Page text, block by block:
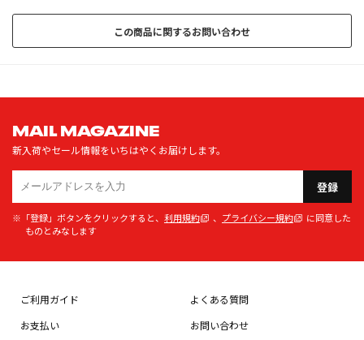
この商品に関するお問い合わせ
MAIL MAGAZINE
新入荷やセール情報をいちはやくお届けします。
登録
※「登録」ボタンをクリックすると、 利用規約 、 プライバシー規約
に同意した
ものとみなします
ご利用ガイド
お支払い
よくある質問
お問い合わせ